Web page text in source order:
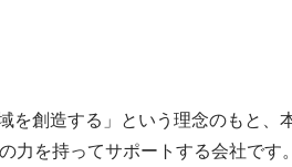
を創造する」という理念のもと、
力を持ってサポートする会社です。